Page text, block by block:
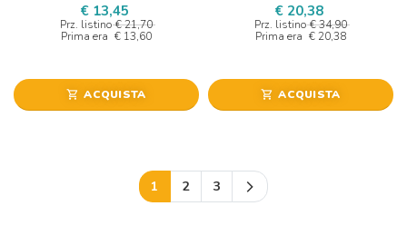
€ 13,45
Prz. listino € 21,70
Prima era € 13,60
shopping_cart ACQUISTA
€ 20,38
Prz. listino € 34,90
Prima era € 20,38
shopping_cart ACQUISTA
1 2 3 arrow_forward_ios Successivo